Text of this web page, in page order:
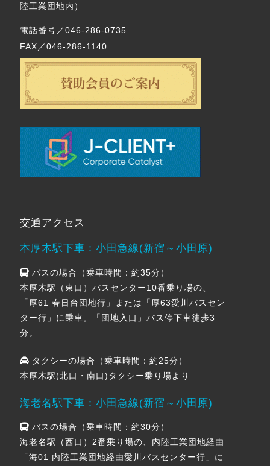
陸工業団地内）
電話番号／046-286-0735
FAX／046-286-1140
交通アクセス
本厚木駅下車：小田急線(新宿～小田原)
バスの場合（乗車時間：約35分）
本厚木駅（東口）バスセンター10番乗り場の、
「厚61 春日台団地行」または「厚63愛川バスセン
ター行」に乗車。「団地入口」バス停下車徒歩3
分。
タクシーの場合（乗車時間：約25分）
本厚木駅(北口・南口)タクシー乗り場より
海老名駅下車：小田急線(新宿～小田原)
バスの場合（乗車時間：約30分）
海老名駅（西口）2番乗り場の、内陸工業団地経由
「海01 内陸工業団地経由愛川バスセンター行」に